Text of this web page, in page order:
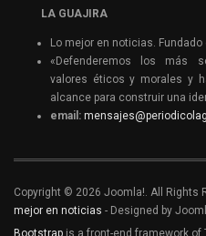
LA GUAJIRA
Lo mejor en noticias. Fundado
«Defenderemos los más
valores éticos y morales y
alcance para construir una
email:
Copyright © 2026 Joomla!. All Rights
mejor en noticias - Designed by
Bootstrap is a front-end framework of